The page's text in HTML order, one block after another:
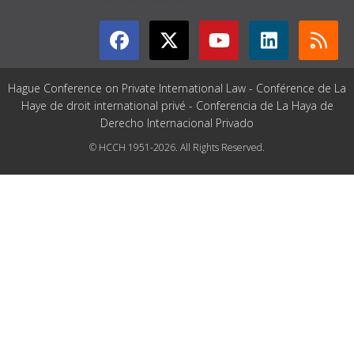
Hague Conference on Private International Law - Conférence de La
Haye de droit international privé - Conferencia de La Haya de
Derecho Internacional Privado
© HCCH 1951-2026. All Rights Reserved.